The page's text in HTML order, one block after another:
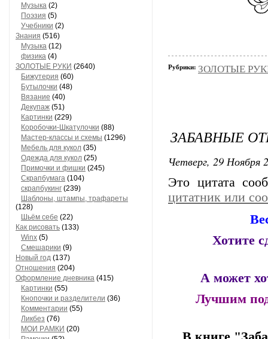
Музыкa (2)
Поэзия (5)
Учебники (2)
Знания (516)
Музыкa (12)
физика (4)
ЗОЛОТЫЕ РУКИ (2640)
Бижутерия (60)
Бутылочки (48)
Вязaние (40)
Декупaж (51)
Кaртинки (229)
Коробочки-Шкатулочки (88)
Мастер-классы и схемы (1296)
Мебель для кукол (35)
Одеждa для кукол (25)
Примочки и фишки (245)
Скрaпбумaгa (104)
скрапбукинг (239)
Шaблоны, штaмпы, трaфaреты
(128)
Шьём себе (22)
Как рисовать (133)
Winx (5)
Смешарики (9)
Новый год (137)
Отношения (204)
Оформление дневника (415)
Кaртинки (55)
Кнопочки и рaзделители (36)
Комментaрии (55)
Ликбез (76)
МОИ РAМКИ (20)
Рубрики: ЗОЛОТЫЕ
ЗАБАВНЫЕ
Четверг, 29 Ноября
Это цитата
цитатник или
Хотите
А может
Лучшим